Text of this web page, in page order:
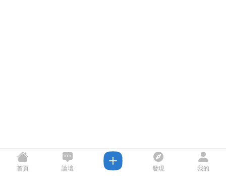
首頁 論壇 發現 我的